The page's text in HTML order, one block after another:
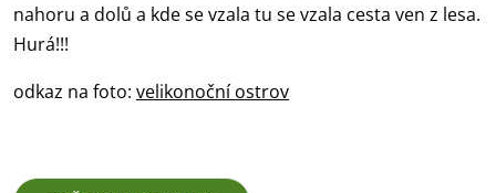
nahoru a dolů a kde se vzala tu se vzala cesta ven z lesa.
Hurá!!!
odkaz na foto: velikonoční ostrov